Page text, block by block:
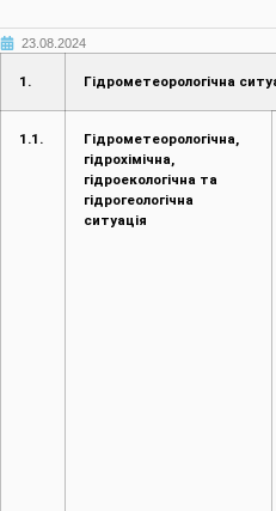
23.08.2024
1. Гідрометеорологічна
1.1.
Гідрометеорологічна,
гідрохімічна,
гідроекологічна та
гідрогеологічна
ситуація